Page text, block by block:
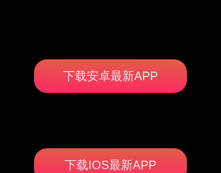
下载安卓最新APP
下载IOS最新APP